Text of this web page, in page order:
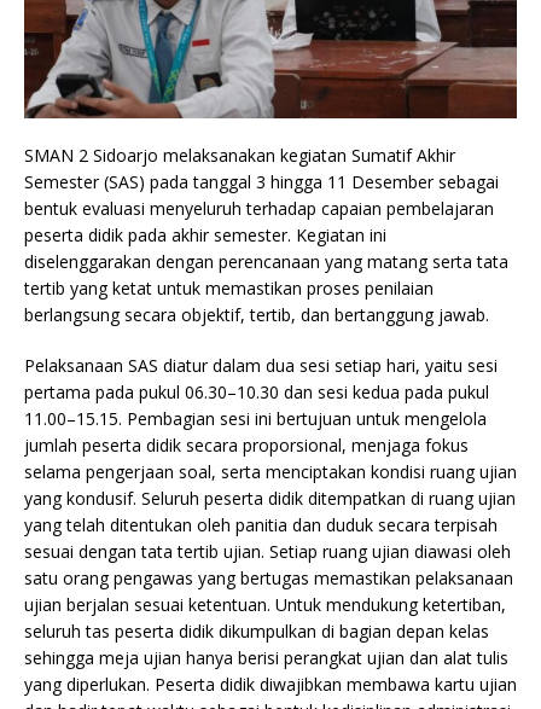
SMAN 2 Sidoarjo melaksanakan kegiatan Sumatif Akhir
Semester (SAS) pada tanggal 3 hingga 11 Desember sebagai
bentuk evaluasi menyeluruh terhadap capaian pembelajaran
peserta didik pada akhir semester. Kegiatan ini
diselenggarakan dengan perencanaan yang matang serta tata
tertib yang ketat untuk memastikan proses penilaian
berlangsung secara objektif, tertib, dan bertanggung jawab.
Pelaksanaan SAS diatur dalam dua sesi setiap hari, yaitu sesi
pertama pada pukul 06.30–10.30 dan sesi kedua pada pukul
11.00–15.15. Pembagian sesi ini bertujuan untuk mengelola
jumlah peserta didik secara proporsional, menjaga fokus
selama pengerjaan soal, serta menciptakan kondisi ruang ujian
yang kondusif. Seluruh peserta didik ditempatkan di ruang ujian
yang telah ditentukan oleh panitia dan duduk secara terpisah
sesuai dengan tata tertib ujian. Setiap ruang ujian diawasi oleh
satu orang pengawas yang bertugas memastikan pelaksanaan
ujian berjalan sesuai ketentuan. Untuk mendukung ketertiban,
seluruh tas peserta didik dikumpulkan di bagian depan kelas
sehingga meja ujian hanya berisi perangkat ujian dan alat tulis
yang diperlukan. Peserta didik diwajibkan membawa kartu ujian